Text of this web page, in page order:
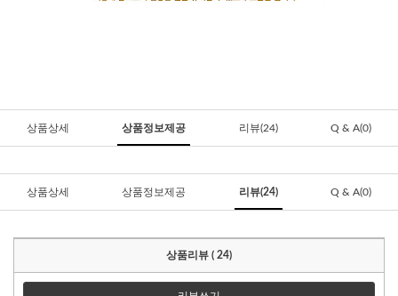
상품상세 상품정보제공 리뷰(24) Q & A(0)
상품상세 상품정보제공 리뷰(24) Q & A(0)
상품리뷰 ( 24)